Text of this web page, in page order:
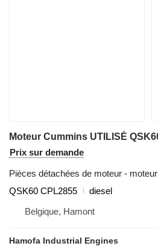
Prix sur demande
Pièces détachées de moteur - moteur
QSK60 CPL2855
diesel
Belgique, Hamont
Hamofa Industrial Engines